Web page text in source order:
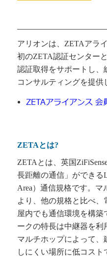
アリオンは、ZETAアラ
初のZETA認証センター
認証取得をサポートし、
コンサルティングを提供
ZETAアライアンス 会
ZETAとは?
ZETAとは、英国
長距離の通信」ができる
Area）通信規格です。マ
より、他の規格と比べ
屋内でも通信環境を構築
ークの特長は中継器を利
マルチホップによって
しにくい場所に低コスト